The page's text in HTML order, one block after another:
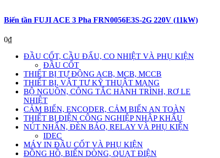
Biến tần FUJI ACE 3 Pha FRN0056E3S-2G 220V (11kW)
0₫
ĐẦU CỐT, CẦU ĐẤU, CO NHIỆT VÀ PHỤ KIỆN
ĐẦU CỐT
THIẾT BỊ TỰ ĐỘNG ACB, MCB, MCCB
THIẾT BỊ, VẬT TƯ KỸ THUẬT MẠNG
BỘ NGUỒN, CÔNG TẮC HÀNH TRÌNH, RƠ LE
NHIỆT
CẢM BIẾN, ENCODER, CẢM BIẾN AN TOÀN
THIẾT BỊ ĐIỆN CÔNG NGHIỆP NHẬP KHẨU
NÚT NHẤN, ĐÈN BÁO, RELAY VÀ PHỤ KIỆN
IDEC
MÁY IN ĐẦU CỐT VÀ PHỤ KIỆN
ĐỒNG HỒ, BIẾN DÒNG, QUẠT ĐIỆN